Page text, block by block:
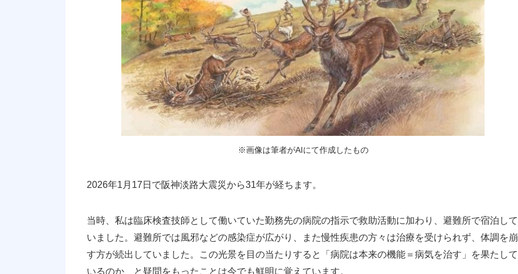
※画像は筆者がAIにて作成したもの
2026年1月17日で阪神淡路大震災から31年が経ちます。
当時、私は臨床検査技師として働いていた勤務先の病院の指示で救助活動に加わり、避難所で宿泊して
いました。避難所では風邪などの感染症が広がり、また慢性疾患の方々は治療を受けられず、体調を崩
す方が続出していました。この光景を目の当たりすると「病院は本来の機能＝病気を治す」を果たして
いるのか、と疑問をもったことは今でも鮮明に覚えています。